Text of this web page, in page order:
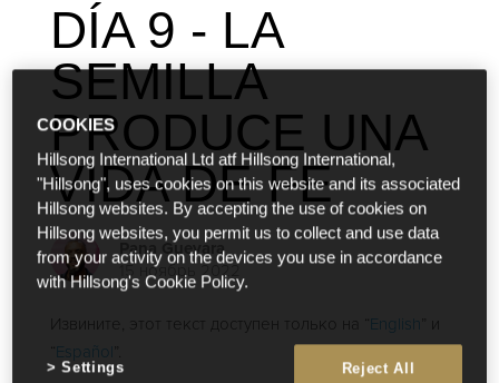
DÍA 9 - LA
SEMILLA
PRODUCE UNA
VIDA DE FE
Pana Guevara
15 ноябрь 2022
Извините, этот текст доступен только на “English” и
“Español”.
COOKIES
Hillsong International Ltd atf Hillsong International,
"Hillsong", uses cookies on this website and its associated
Hillsong websites. By accepting the use of cookies on
Hillsong websites, you permit us to collect and use data
from your activity on the devices you use in accordance
with Hillsong's Cookie Policy.
Reject All
Settings